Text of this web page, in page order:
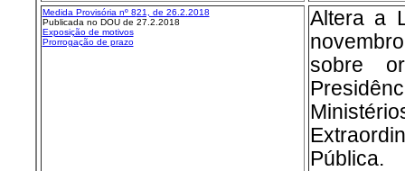
Medida Provisória nº 821, de 26.2.2018
Publicada no DOU de 27.2.2018
Exposição de motivos
Prorrogação de prazo
Altera a
sobre
Pública.